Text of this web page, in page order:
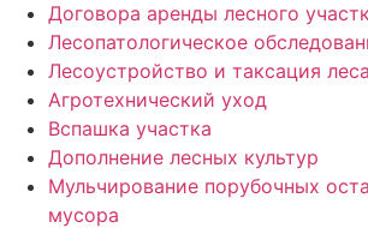
Договора аренды лесного
Лесопатологическое
Лесоустройство и таксация леса
Агротехнический уход
Вспашка участка
Дополнение лесных культур
Мульчирование порубочных
мусора